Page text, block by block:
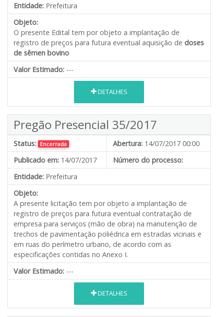
Entidade: Prefeitura
Objeto:
O presente Edital tem por objeto a implantação de
registro de preços para futura eventual aquisição de doses
de sêmen bovino
Valor Estimado: ---
DETALHES
Pregão Presencial 35/2017
Status: Encerrada Abertura: 14/07/2017 00:00
Publicado em: 14/07/2017
Número do processo:
Entidade: Prefeitura
Objeto:
A presente licitação tem por objeto a implantação de
registro de preços para futura eventual contratação de
empresa para serviços (mão de obra) na manutenção de
trechos de pavimentação poliédrica em estradas vicinais e
em ruas do perímetro urbano, de acordo com as
especificações contidas no Anexo I.
Valor Estimado: ---
DETALHES